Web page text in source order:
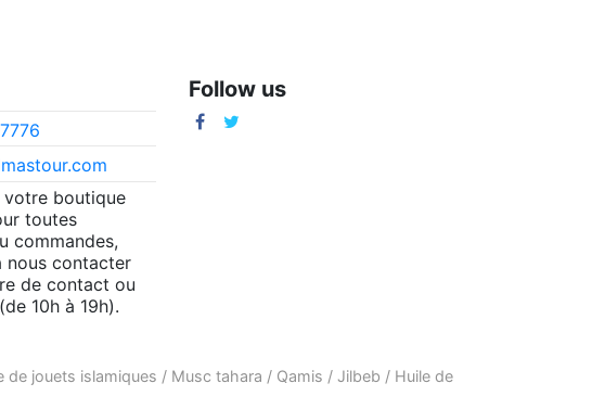
boutique
toutes
commandes,
nous contacter
de contact ou
10h à 19h).
Follow us
de jouets islamiques / Musc tahara / Qamis / Jilbeb / Huile de